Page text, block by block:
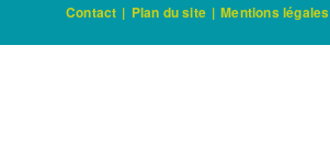
Contact | Plan du site | Mentions légales